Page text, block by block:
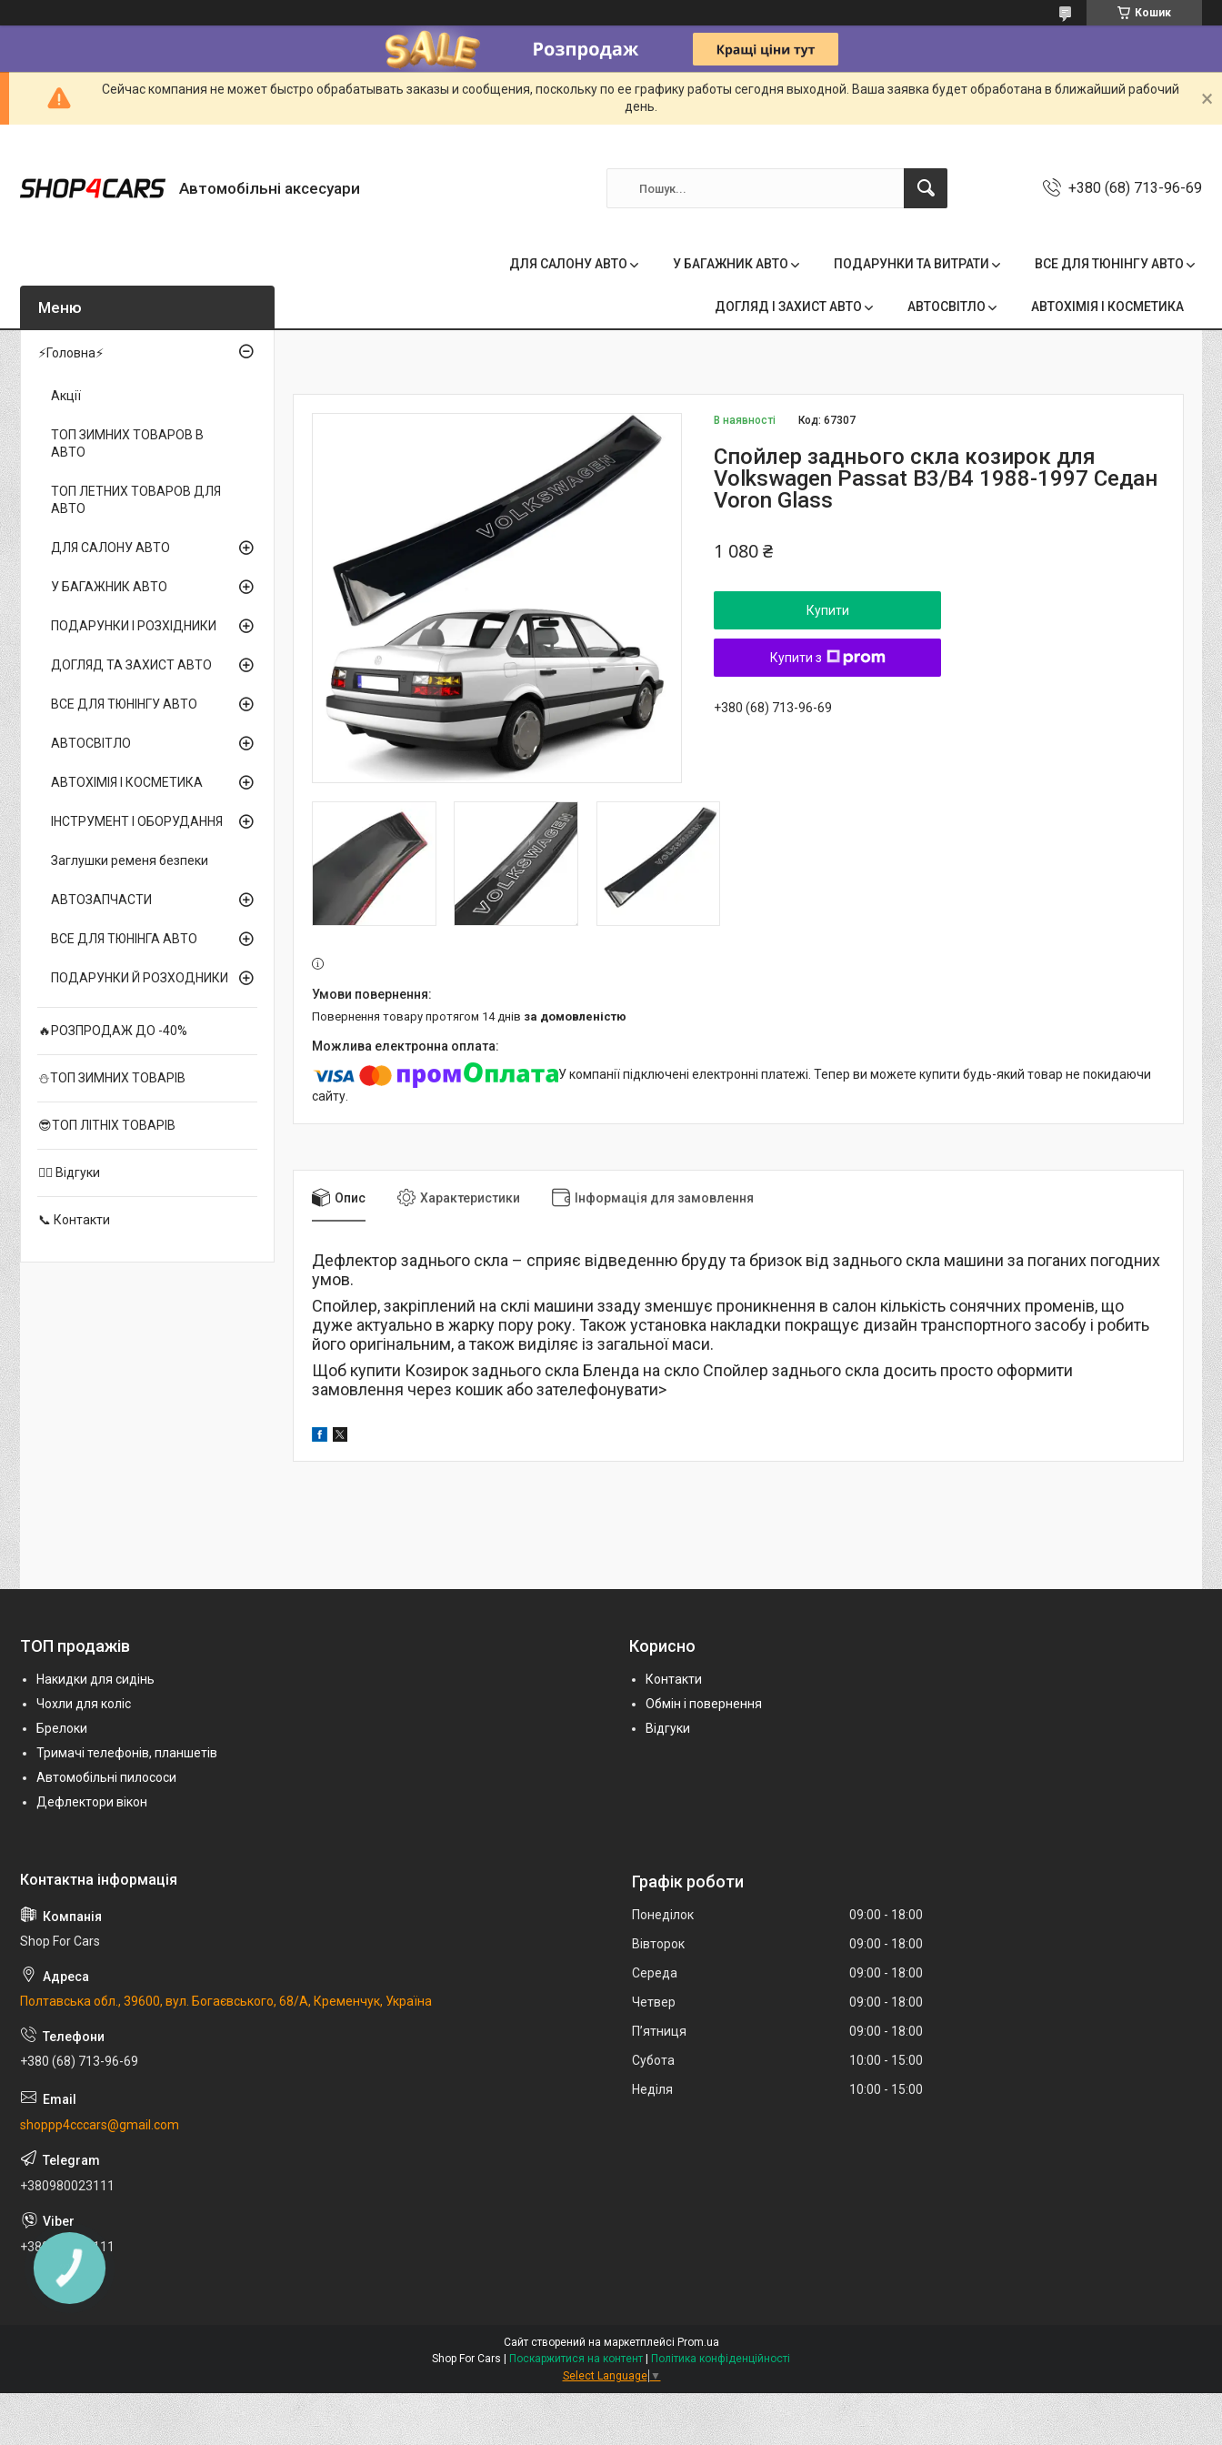
Кошик
Сейчас компания не может быстро обрабатывать заказы и сообщения, поскольку по ее графику работы сегодня выходной. Ваша заявка будет обработана в ближайший рабочий
день.
Автомобільні аксесуари +380 (68) 713-96-69
ДЛЯ САЛОНУ АВТО У БАГАЖНИК АВТО ПОДАРУНКИ ТА ВИТРАТИ ВСЕ ДЛЯ ТЮНІНГУ АВТО
ДОГЛЯД І ЗАХИСТ АВТО АВТОСВІТЛО АВТОХІМІЯ І КОСМЕТИКА
В наявності Код:67307
Cпойлер заднього скла козирок для
Volkswagen Passat B3/B4 1988-1997 Седан
Voron Glass
1 080 ₴
Купити
Купити з
+380 (68) 713-96-69
повернення товару протягом 14 днів за домовленістю
У компанії підключені електронні платежі. Тепер ви можете купити будь-який товар не покидаючи
сайту.
Опис Характеристики Інформація для замовлення
Дефлектор заднього скла – сприяє відведенню бруду та бризок від заднього скла машини за поганих погодних
умов.
Спойлер, закріплений на склі машини ззаду зменшує проникнення в салон кількість сонячних променів, що
дуже актуально в жарку пору року. Також установка накладки покращує дизайн транспортного засобу і робить
його оригінальним, а також виділяє із загальної маси.
Щоб купити Козирок заднього скла Бленда на скло Спойлер заднього скла досить просто оформити
замовлення через кошик або зателефонувати>
⚡Головна⚡
Акції
ТОП ЗИМНИХ ТОВАРОВ В
АВТО
ТОП ЛЕТНИХ ТОВАРОВ ДЛЯ
АВТО
ДЛЯ САЛОНУ АВТО
У БАГАЖНИК АВТО
ПОДАРУНКИ І РОЗХІДНИКИ
ДОГЛЯД ТА ЗАХИСТ АВТО
ВСЕ ДЛЯ ТЮНІНГУ АВТО
АВТОСВІТЛО
АВТОХІМІЯ І КОСМЕТИКА
ІНСТРУМЕНТ І ОБОРУДАННЯ
Заглушки ременя безпеки
АВТОЗАПЧАСТИ
ВСЕ ДЛЯ ТЮНІНГА АВТО
ПОДАРУНКИ Й РОЗХОДНИКИ
🔥РОЗПРОДАЖ ДО -40%
⛄ТОП ЗИМНИХ ТОВАРІВ
😎ТОП ЛІТНІХ ТОВАРІВ
✍🏻 Відгуки
📞 Контакти
ТОП продажів
Накидки для сидінь
Чохли для коліс
Брелоки
Тримачі телефонів, планшетів
Автомобільні пилососи
Дефлектори вікон
Корисно
Контакти
Обмін і повернення
Відгуки
Shop For Cars
Полтавська обл., 39600, вул. Богаєвського, 68/А, Кременчук, Україна
+380 (68) 713-96-69
shoppp4cccars@gmail.com
+380980023111
+380980023111
Графік роботи
Понеділок 09:00
18:00
Вівторок
09:00
18:00
Середа
09:00
18:00
Четвер
09:00
18:00
Пʼятниця
09:00
18:00
Субота
10:00
15:00
Неділя
10:00 15:00
Сайт створений на маркетплейсі Prom.ua
Shop For Cars | Поскаржитися на контент | Політика конфіденційності
Select Language ▼